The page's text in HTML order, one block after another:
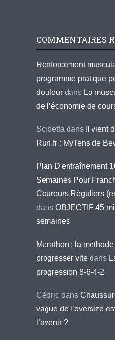
COMMENTAIRES
Renforcement
programme pratique
douleur dans La
de l’économie de
Scibetta dans
Il vient
Run.fr : MyTens de
Plan D'entraînement
Semaines Pour
Coureurs Réguliers
dans OBJECTIF 45
semaines
Marathon : la
progresser vite dans
progression 8-6-4-2
Cédric dans
vague de l’oversize
l’avenir ?